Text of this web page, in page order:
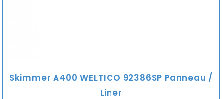
Skimmer A400 WELTICO 92386SP Panneau /
Liner